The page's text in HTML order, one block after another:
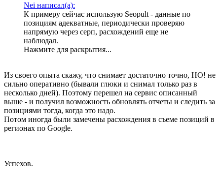
Nei написал(а):
К примеру сейчас использую Seopult - данные по
позициям адекватные, периодически проверяю
напрямую через серп, расхождений еще не
наблюдал.
Нажмите для раскрытия...
Из своего опыта скажу, что снимает достаточно точно, НО! не
сильно оперативно (бывали глюки и снимал только раз в
несколько дней). Поэтому перешел на сервис описанный
выше - и получил возможность обновлять отчеты и следить за
позициями тогда, когда это надо.
Потом иногда были замечены расхождения в съеме позиций в
регионах по Google.
Успехов.